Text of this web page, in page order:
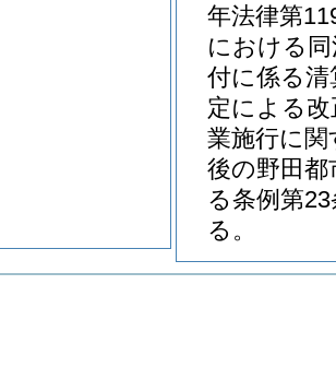
年法律第
における
付に係る
定による
業施行に
後の野田都
る条例第
る。